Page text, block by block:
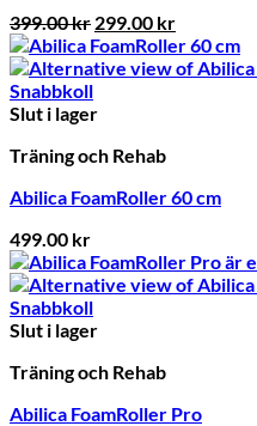
399.00kr Det
ursprungliga
priset
399.00 kr.
299.00 krDet
nuvarande
priset
Snabbkoll
Slut i lager
Träning och Rehab
Abilica FoamRoller 60 cm
499.00 kr
Snabbkoll
Slut i lager
Träning och Rehab
Abilica FoamRoller Pro